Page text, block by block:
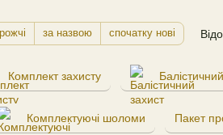
за назвою спочатку нові
Комплект захисту
Комплектуючі шоломи Пакет